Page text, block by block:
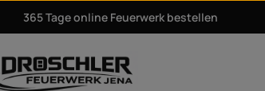
365 Tage online Feuerwerk bestellen